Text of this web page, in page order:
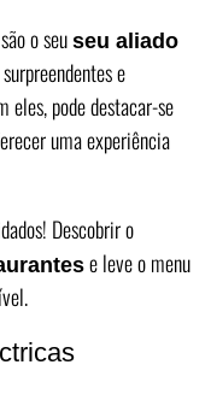
o seu seu aliado
e
eles, pode destacar-se
uma experiência
Descobrir o
e leve o menu